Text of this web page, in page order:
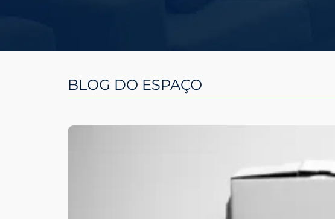
BLOG DO ESPAÇO